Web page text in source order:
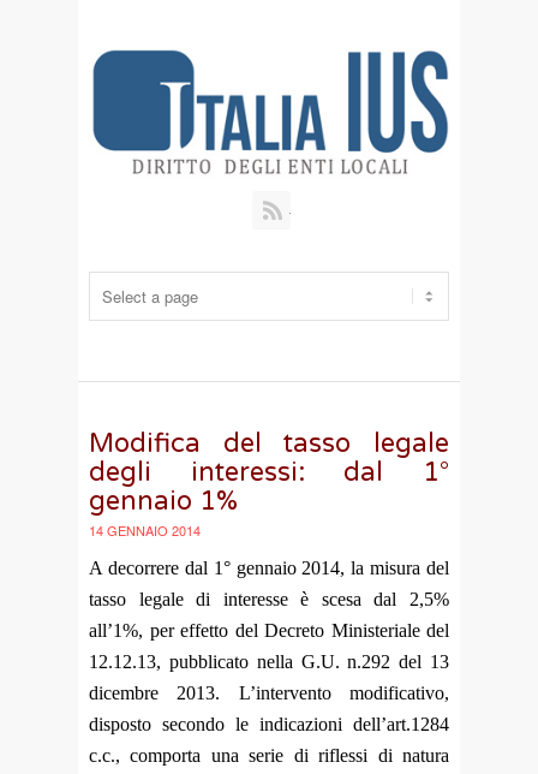
Modifica del tasso legale
degli interessi: dal 1°
gennaio 1%
14 GENNAIO 2014
A decorrere dal 1° gennaio 2014, la misura del
tasso legale di interesse è scesa dal 2,5%
all’1%, per effetto del Decreto Ministeriale del
12.12.13, pubblicato nella G.U. n.292 del 13
dicembre 2013.
L’intervento modificativo,
disposto secondo le indicazioni dell’art.1284
c.c., comporta una serie di riflessi di natura